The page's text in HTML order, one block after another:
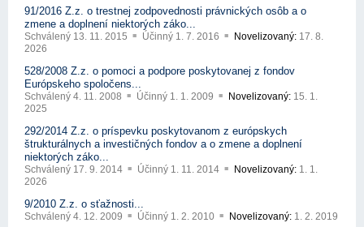
91/2016 Z.z. o trestnej zodpovednosti právnických osôb a o
zmene a doplnení niektorých záko...
Schválený 13. 11. 2015 Účinný 1. 7. 2016 Novelizovaný: 17. 8.
2026
528/2008 Z.z. o pomoci a podpore poskytovanej z fondov
Európskeho spoločens...
Schválený 4. 11. 2008 Účinný 1. 1. 2009 Novelizovaný: 15. 1.
2025
292/2014 Z.z. o príspevku poskytovanom z európskych
štrukturálnych a investičných fondov a o zmene a doplnení
niektorých záko...
Schválený 17. 9. 2014 Účinný 1. 11. 2014 Novelizovaný: 1. 1.
2026
9/2010 Z.z. o sťažnosti...
Schválený 4. 12. 2009 Účinný 1. 2. 2010 Novelizovaný: 1. 2. 2019